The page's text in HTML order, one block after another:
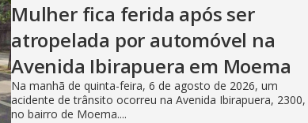
Mulher fica ferida após ser
atropelada por automóvel na
Avenida Ibirapuera em Moema
Na manhã de quinta-feira, 6 de agosto de 2026, um
acidente de trânsito ocorreu na Avenida Ibirapuera, 2300,
no bairro de Moema....